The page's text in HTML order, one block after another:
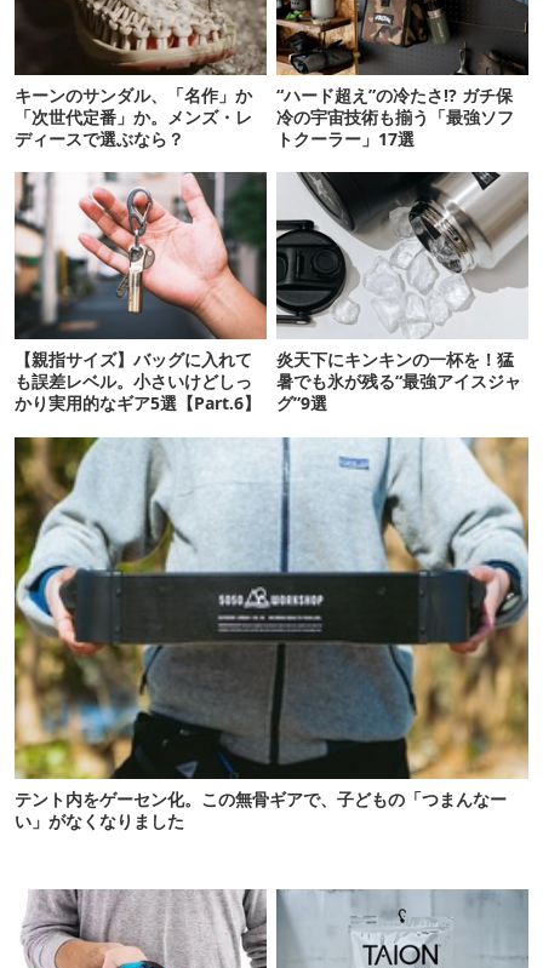
キーンのサンダル、「名作」か
「次世代定番」か。メンズ・レ
ディースで選ぶなら？
“ハード超え”の冷たさ!? ガチ保
冷の宇宙技術も揃う「最強ソフ
トクーラー」17選
【親指サイズ】バッグに入れて
も誤差レベル。小さいけどしっ
かり実用的なギア5選【Part.6】
炎天下にキンキンの一杯を！猛
暑でも氷が残る“最強アイスジャ
グ”9選
テント内をゲーセン化。この無骨ギアで、子どもの「つまんなー
い」がなくなりました